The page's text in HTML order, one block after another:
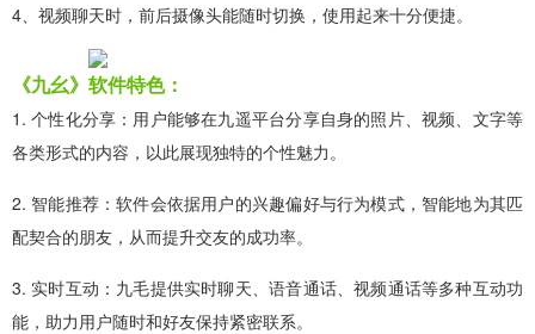
4、视频聊天时，前后摄像头能随时切换，使用起来十分便捷。
《九幺》软件特色：
1. 个性化分享：用户能够在九遥平台分享自身的照片、视频、文字等
各类形式的内容，以此展现独特的个性魅力。
2. 智能推荐：软件会依据用户的兴趣偏好与行为模式，智能地为其匹
配契合的朋友，从而提升交友的成功率。
3. 实时互动：九毛提供实时聊天、语音通话、视频通话等多种互动功
能，助力用户随时和好友保持紧密联系。